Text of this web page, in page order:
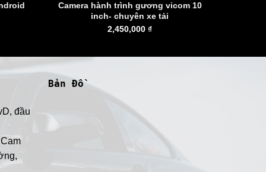
Camera hành trình gương vicom 10
inch- chuyên xe tải
2,450,000 ₫
đầu
Bản Đồ